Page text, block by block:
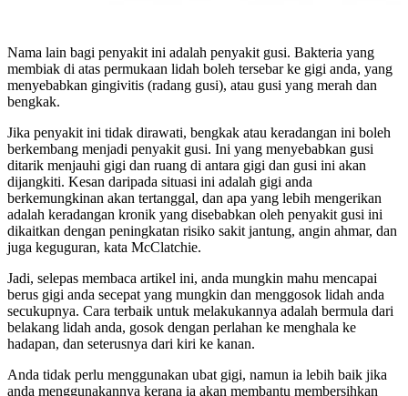
Nama lain bagi penyakit ini adalah penyakit gusi. Bakteria yang
membiak di atas permukaan lidah boleh tersebar ke gigi anda, yang
menyebabkan gingivitis (radang gusi), atau gusi yang merah dan
bengkak.
Jika penyakit ini tidak dirawati, bengkak atau keradangan ini boleh
berkembang menjadi penyakit gusi. Ini yang menyebabkan gusi
ditarik menjauhi gigi dan ruang di antara gigi dan gusi ini akan
dijangkiti. Kesan daripada situasi ini adalah gigi anda
berkemungkinan akan tertanggal, dan apa yang lebih mengerikan
adalah keradangan kronik yang disebabkan oleh penyakit gusi ini
dikaitkan dengan peningkatan risiko sakit jantung, angin ahmar, dan
juga keguguran, kata McClatchie.
Jadi, selepas membaca artikel ini, anda mungkin mahu mencapai
berus gigi anda secepat yang mungkin dan menggosok lidah anda
secukupnya. Cara terbaik untuk melakukannya adalah bermula dari
belakang lidah anda, gosok dengan perlahan ke menghala ke
hadapan, dan seterusnya dari kiri ke kanan.
Anda tidak perlu menggunakan ubat gigi, namun ia lebih baik jika
anda menggunakannya kerana ia akan membantu membersihkan